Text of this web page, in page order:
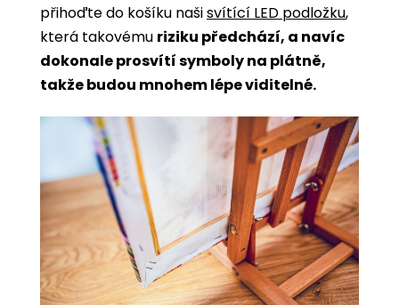
přihoďte do košíku našisvítící LED podložku,
která takovému riziku předchází, a navíc
dokonale prosvítí symboly na plátně,
takže budou mnohem lépe viditelné.